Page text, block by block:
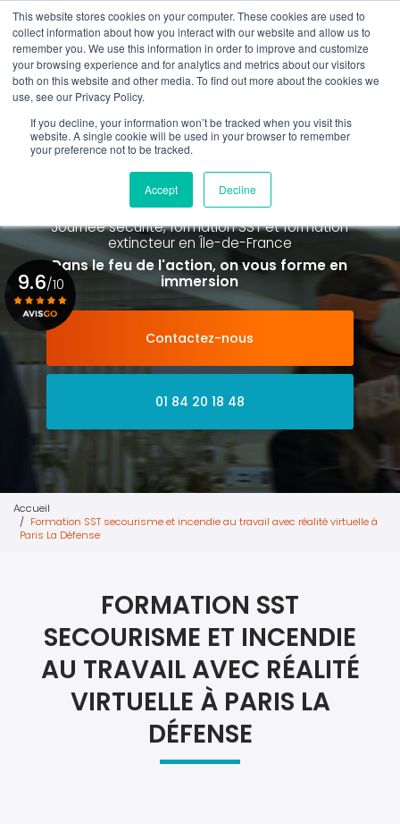
This website stores cookies on your computer. These cookies are used to
collect information about how you interact with our website and allow us to
remember you. We use this information in order to improve and customize
your browsing experience and for analytics and metrics about our visitors
both on this website and other media. To find out more about the cookies we
use, see our Privacy Policy.
If you decline, your information won’t be tracked when you visit this
website. A single cookie will be used in your browser to remember
your preference not to be tracked.
Accept Decline
Aller
au
contenu
principal
01 84 20 18 48
Rappel gratuit
Spécialiste de la formation SST et
de la Formation Incendie
à Paris La Défense depuis 2015
Journée sécurité, formation SST et formation
extincteuren Île-de-France
Dans le feu de l'action, on vous forme en
immersion
Contactez-nous
01 84 20 18 48
9.6/10
Voir le certificat
Accueil
Formation SST secourisme et incendie au travail avec réalité virtuelle à
Paris La Défense
FORMATION SST
SECOURISME ET INCENDIE
AU TRAVAIL AVEC RÉALITÉ
VIRTUELLE À PARIS LA
DÉFENSE